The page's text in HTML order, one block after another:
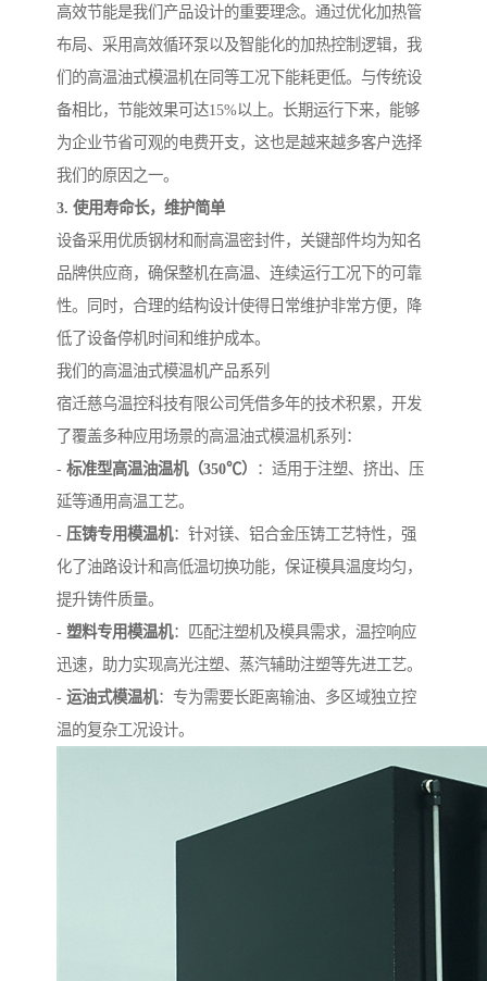
高效节能是我们产品设计的重要理念。通过优化加热管
布局、采用高效循环泵以及智能化的加热控制逻辑，我
们的高温油式模温机在同等工况下能耗更低。与传统设
备相比，节能效果可达15%以上。长期运行下来，能够
为企业节省可观的电费开支，这也是越来越多客户选择
我们的原因之一。
3. 使用寿命长，维护简单
设备采用优质钢材和耐高温密封件，关键部件均为知名
品牌供应商，确保整机在高温、连续运行工况下的可靠
性。同时，合理的结构设计使得日常维护非常方便，降
低了设备停机时间和维护成本。
我们的高温油式模温机产品系列
宿迁慈乌温控科技有限公司凭借多年的技术积累，开发
了覆盖多种应用场景的高温油式模温机系列：
- 标准型高温油温机（350℃）
：适用于注塑、挤出、压
延等通用高温工艺。
- 压铸专用模温机：针对镁、铝合金压铸工艺特性，强
化了油路设计和高低温切换功能，保证模具温度均匀，
提升铸件质量。
- 塑料专用模温机：匹配注塑机及模具需求，温控响应
迅速，助力实现高光注塑、蒸汽辅助注塑等先进工艺。
- 运油式模温机：专为需要长距离输油、多区域独立控
温的复杂工况设计。